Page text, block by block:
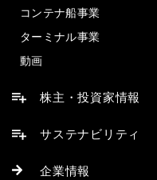
コンテナ船事業
ターミナル事業
動画
株主・投資家情報
サステナビリティ
企業情報